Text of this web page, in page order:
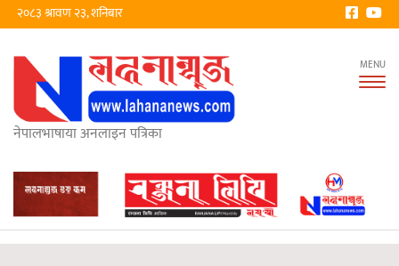
२०८३ श्रावण २३, शनिबार
नेपालभाषाया अनलाइन पत्रिका